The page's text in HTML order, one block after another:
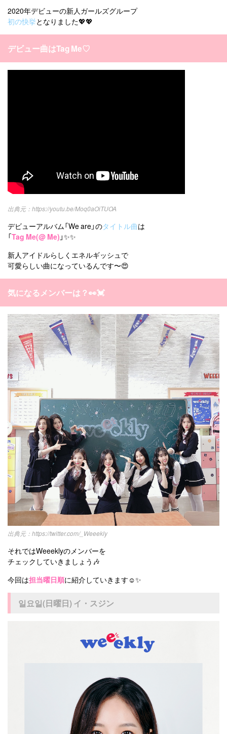
2020年デビューの新人ガールズグループ
初の快挙となりました💖💖
デビュー曲はTag Me♡
https://youtu.be/Moq0aOiTUOA
デビューアルバム「We are」のタイトル曲は
「Tag Me(@ Me) 」✨✨
新人アイドルらしくエネルギッシュで
可愛らしい曲になっているんです〜😍
気になるメンバーは？👀💓
https://twitter.com/_Weeekly
それではWeeeklyのメンバーを
チェックしていきましょう🎶
今回は担当曜日順に紹介していきます☺️✨
일요일(日曜日) イ・スジン